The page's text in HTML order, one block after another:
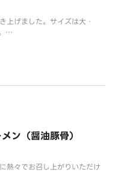
さい。
上げました。サイズは大・
ン（醤油豚骨）
熱々でお召し上がりいただけ